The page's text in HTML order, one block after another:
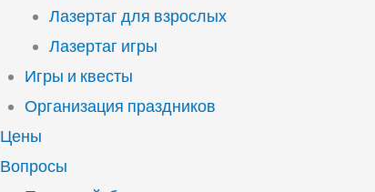
Лазертаг для взрослых
Лазертаг игры
Игры и квесты
Организация праздников
Цены
Вопросы